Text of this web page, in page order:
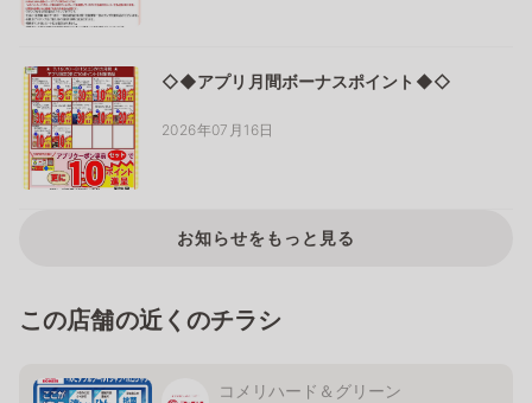
◇◆アプリ月間ボーナスポイント◆◇
2026年07月16日
お知らせをもっと見る
この店舗の近くのチラシ
コメリハード＆グリーン